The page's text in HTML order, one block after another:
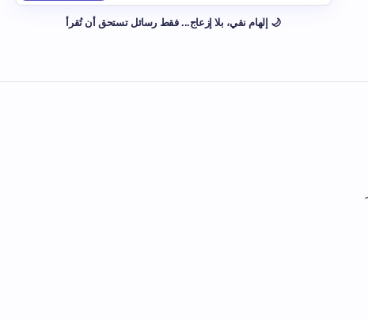
🌙 إلهام نقي، بلا إزعاج... فقط رسائل تستحق أن تُقرأ